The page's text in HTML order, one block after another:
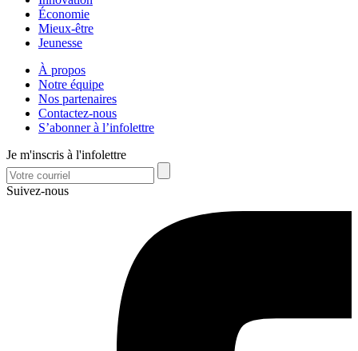
Économie
Mieux-être
Jeunesse
À propos
Notre équipe
Nos partenaires
Contactez-nous
S’abonner à l’infolettre
Je m'inscris à l'infolettre
Suivez-nous